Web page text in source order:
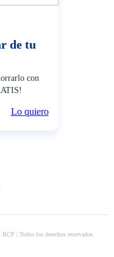
de tu
con
Lo quiero
| Todos los derechos reservados.